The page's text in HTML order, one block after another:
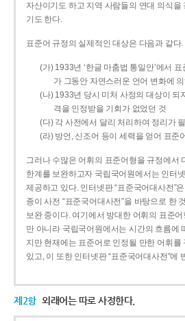
자산이기도 하고 지역 사람들의 연대 의식을
기도 한다.
표준어 규정의 실제적인 대상은 다음과 같다.
(가) 1933년 ‘한글 마춤법 통일안’에서
가 그동안 자연스러운 언어 변화에
(나) 1933년 당시 미처 사정의 대상이 되
격을 인정받을 기회가 없었던 것
(다) 각 사전에서 달리 처리하여 정리가
(라) 방언, 신조어 등이 세력을 얻어 표준
그러나 수많은 어휘의 표준어형을 규정에서
한계를 보완하고자 국립국어원에서는 인터
제공하고 있다. 인터넷판 “표준국어대사전”
종이 사전 “표준국어대사전”을 바탕으로 한
보완 중이다. 여기에서 방대한 어휘의 표준
만 아니라 국립국어원에서는 시간의 흐름에
지만 현재에는 표준어로 인정될 만한 어휘를
있고, 이 또한 인터넷판 “표준국어대사전”에
제2항 외래어는 따로 사정한다.